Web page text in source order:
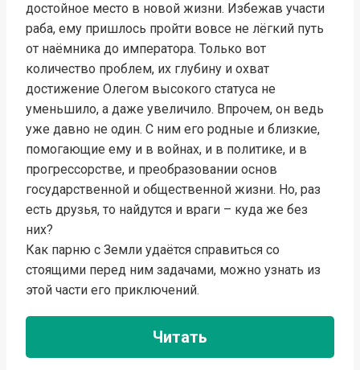
достойное место в новой жизни. Избежав участи
раба, ему пришлось пройти вовсе не лёгкий путь
от наёмника до императора. Только вот
количество проблем, их глубину и охват
достижение Олегом высокого статуса не
уменьшило, а даже увеличило. Впрочем, он ведь
уже давно не один. С ним его родные и близкие,
помогающие ему и в войнах, и в политике, и в
прогрессорстве, и преобразовании основ
государственной и общественной жизни. Но, раз
есть друзья, то найдутся и враги – куда же без
них?
Как парню с Земли удаётся справиться со
стоящими перед ним задачами, можно узнать из
этой части его приключений.
Читать